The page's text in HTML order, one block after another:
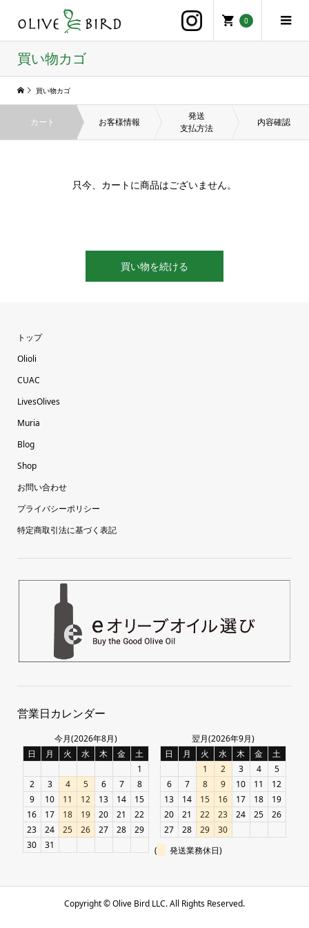
0
買い物カゴ
買い物カゴ
カート お客様情報
発送
支払方法
内容確認
只今、カートに商品はございません。
トップ
Olioli
CUAC
LivesOlives
Muria
Blog
Shop
お問い合わせ
プライバシーポリシー
特定商取引法に基づく表記
営業日カレンダー
今月(2026年8月)
日
月 火 水 木 金
土
1
2
3 4 5 6 7
8
9
10 11 12 13 14
15
16
17 18 19 20 21
22
23
24 25 26 27 28
29
30
31
翌月(2026年9月)
日
月 火 水 木 金
土
1
2 3 4
5
6
7 8 9 10 11
12
13
14 15 16 17 18
19
20
21 22 23 24 25
26
27
28 29
30
(
発送業務休日)
Copyright ©Olive Bird LLC. All Rights Reserved.